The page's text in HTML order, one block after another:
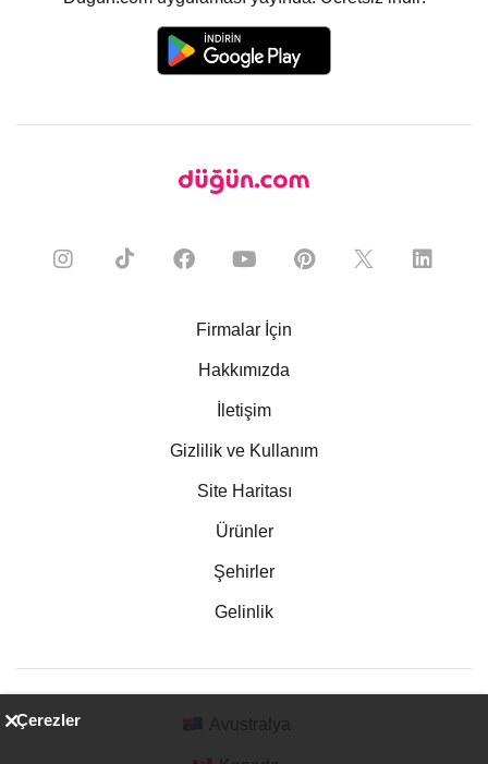
Firmalar İçin
Hakkımızda
İletişim
Gizlilik ve Kullanım
Site Haritası
Ürünler
Şehirler
Gelinlik
Çerezler